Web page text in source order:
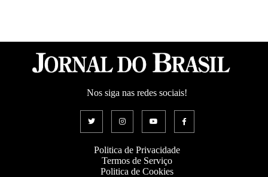
Nos siga nas redes sociais!
Politica de Privacidade
Termos de Serviço
Politica de Cookies